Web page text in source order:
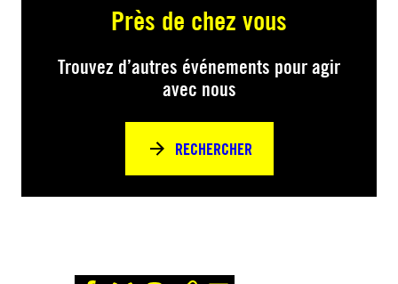
Près de chez vous
Trouvez d’autres événements pour agir
avec nous
RECHERCHER